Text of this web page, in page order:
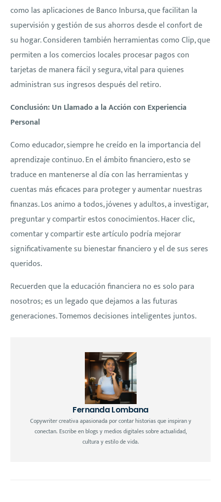
como las aplicaciones de Banco Inbursa, que facilitan la
supervisión y gestión de sus ahorros desde el confort de
su hogar. Consideren también herramientas como Clip, que
permiten a los comercios locales procesar pagos con
tarjetas de manera fácil y segura, vital para quienes
administran sus ingresos después del retiro.
Conclusión: Un Llamado a la Acción con Experiencia
Personal
Como educador, siempre he creído en la importancia del
aprendizaje continuo. En el ámbito financiero, esto se
traduce en mantenerse al día con las herramientas y
cuentas más eficaces para proteger y aumentar nuestras
finanzas. Los animo a todos, jóvenes y adultos, a investigar,
preguntar y compartir estos conocimientos. Hacer clic,
comentar y compartir este artículo podría mejorar
significativamente su bienestar financiero y el de sus seres
queridos.
Recuerden que la educación financiera no es solo para
nosotros; es un legado que dejamos a las futuras
generaciones. Tomemos decisiones inteligentes juntos.
Fernanda Lombana
Copywriter creativa apasionada por contar historias que inspiran y
conectan. Escribe en blogs y medios digitales sobre actualidad,
cultura y estilo de vida.